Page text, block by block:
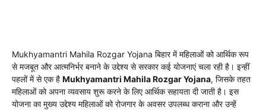
Mukhyamantri Mahila Rozgar Yojana बिहार में महिलाओं को आर्थिक रूप
से मजबूत और आत्मनिर्भर बनाने के उद्देश्य से सरकार कई योजनाएं चला रही है। इन्हीं
पहलों में से एक है Mukhyamantri Mahila Rozgar Yojana, जिसके तहत
महिलाओं को अपना व्यवसाय शुरू करने के लिए आर्थिक सहायता दी जाती है। इस
योजना का मुख्य उद्देश्य महिलाओं को रोजगार के अवसर उपलब्ध कराना और उन्हें